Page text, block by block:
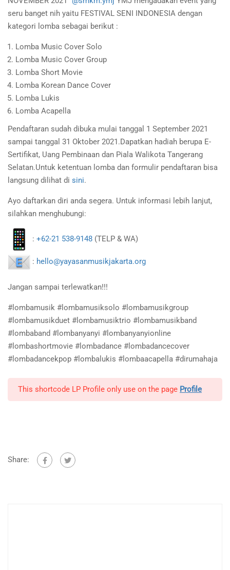
seru banget nih yaitu FESTIVAL SENI INDONESIA dengan
kategori lomba sebagai berikut :
Lomba Music Cover Solo
Lomba Music Cover Group
Lomba Short Movie
Lomba Korean Dance Cover
Lomba Lukis
Lomba Acapella
Pendaftaran sudah dibuka mulai tanggal 1 September 2021
sampai tanggal 31 Oktober 2021.Dapatkan hadiah berupa E-
Sertifikat, Uang Pembinaan dan Piala Walikota Tangerang
Selatan.Untuk ketentuan lomba dan formulir pendaftaran bisa
langsung dilihat di sini.
Ayo daftarkan diri anda segera. Untuk informasi lebih lanjut,
silahkan menghubungi:
: +62-21 538-9148 (TELP & WA)
: hello@yayasanmusikjakarta.org
Jangan sampai terlewatkan!!!
#lombamusik #lombamusiksolo #lombamusikgroup
#lombamusikduet #lombamusiktrio #lombamusikband
#lombaband #lombanyanyi #lombanyanyionline
#lombashortmovie #lombadance #lombadancecover
#lombadancekpop #lombalukis #lombaacapella #dirumahaja
This shortcode LP Profile only use on the page Profile
Share: